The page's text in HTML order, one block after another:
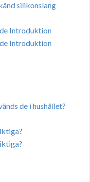
silikonslang
Introduktion
Introduktion
de i hushållet?